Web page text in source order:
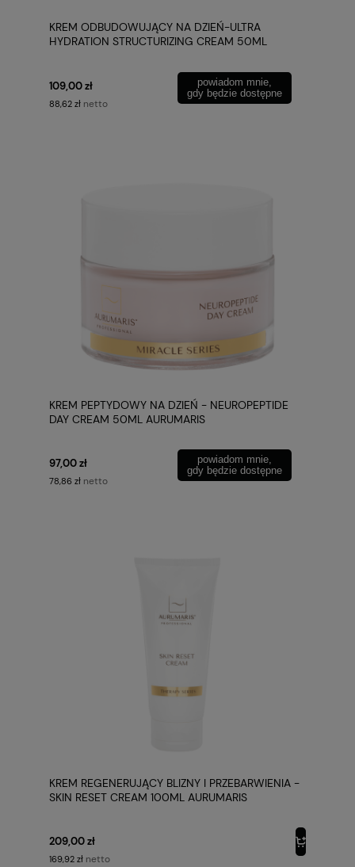
KREM ODBUDOWUJĄCY NA DZIEŃ-ULTRA
HYDRATION STRUCTURIZING CREAM 50ML
109,00 zł
88,62 zł netto
powiadom mnie,
gdy będzie dostępne
KREM PEPTYDOWY NA DZIEŃ - NEUROPEPTIDE
DAY CREAM 50ML AURUMARIS
97,00 zł
78,86 zł netto
powiadom mnie,
gdy będzie dostępne
KREM REGENERUJĄCY BLIZNY I PRZEBARWIENIA -
SKIN RESET CREAM 100ML AURUMARIS
209,00 zł
169,92 zł netto